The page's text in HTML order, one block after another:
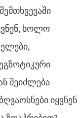
ხოლო
შეიძლება
იყვნენ